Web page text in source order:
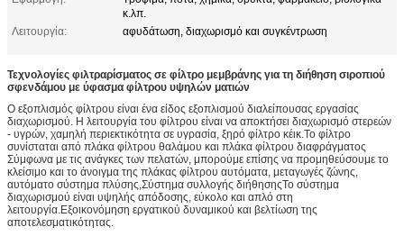
κ.λπ.
Λειτουργία:
αφυδάτωση, διαχωρισμό και συγκέντρωση
Τεχνολογίες φιλτραρίσματος σε φίλτρο μεμβράνης για τη διήθηση σιροπιού
σφενδάμου με ύφασμα φίλτρου υψηλών ματιών
Ο εξοπλισμός φίλτρου είναι ένα είδος εξοπλισμού διαλείπουσας εργασίας
διαχωρισμού. Η λειτουργία του φίλτρου είναι να αποκτήσει διαχωρισμό στερεών
- υγρών, χαμηλή περιεκτικότητα σε υγρασία, ξηρό φίλτρο κέικ.Το φίλτρο
συνίσταται από πλάκα φίλτρου θαλάμου και πλάκα φίλτρου διαφράγματος
Σύμφωνα με τις ανάγκες των πελατών, μπορούμε επίσης να προμηθεύσουμε το
κλείσιμο και το άνοιγμα της πλάκας φίλτρου αυτόματα, μεταγωγές ζώνης,
αυτόματο σύστημα πλύσης,Σύστημα συλλογής διήθησηςΤο σύστημα
διαχωρισμού είναι υψηλής απόδοσης, εύκολο και απλό στη
λειτουργία.Εξοικονόμηση εργατικού δυναμικού και βελτίωση της
αποτελεσματικότητας.